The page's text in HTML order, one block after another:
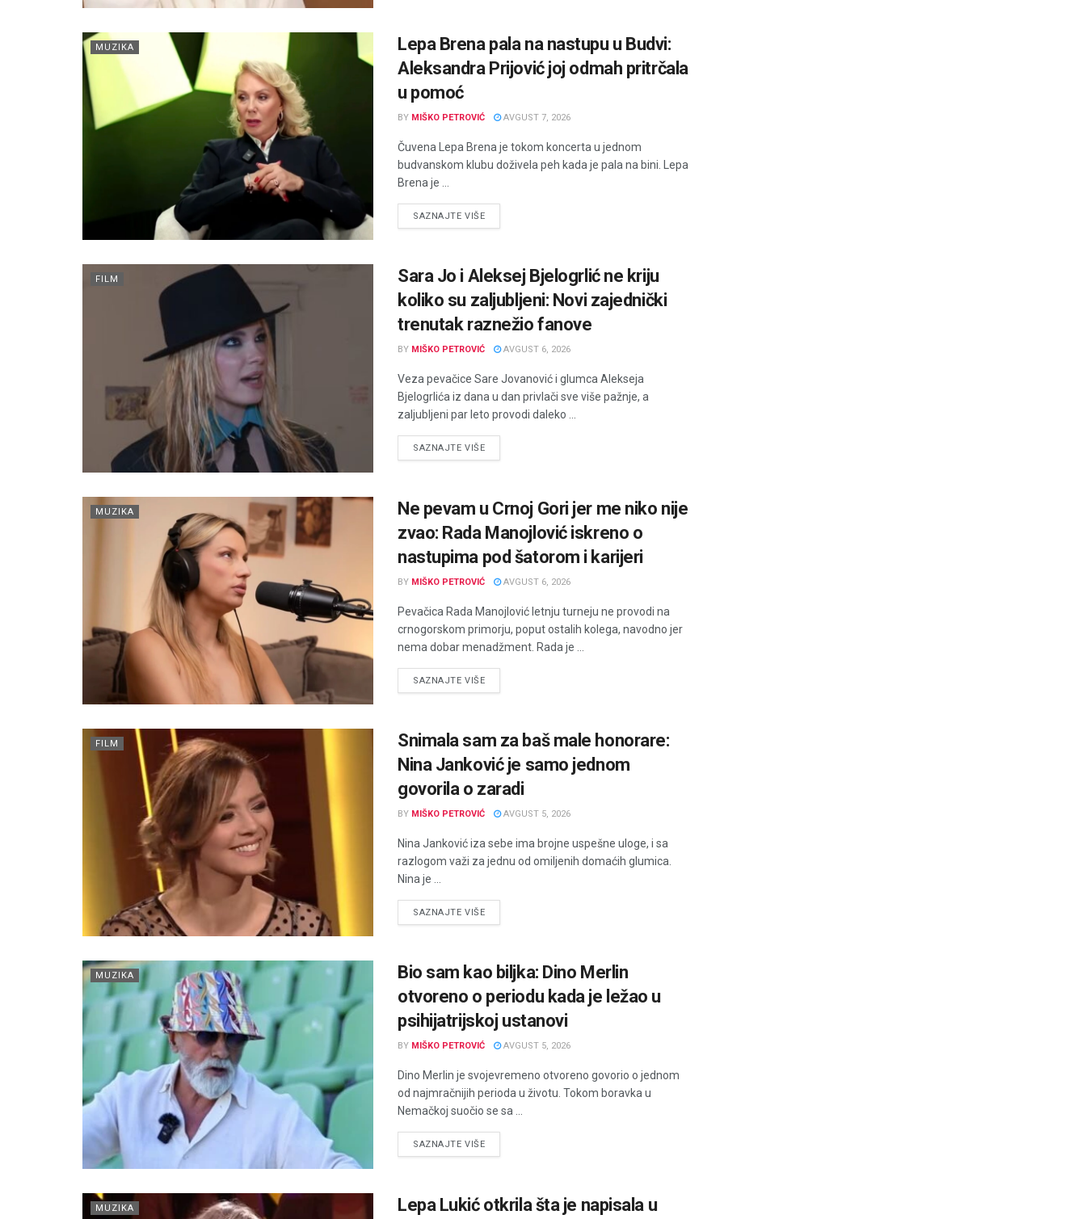
MUZIKA
Lepa Brena pala na nastupu u Budvi:
Aleksandra Prijović joj odmah pritrčala
u pomoć
BY MIŠKO PETROVIĆ AVGUST 7, 2026
Čuvena Lepa Brena je tokom koncerta u jednom
budvanskom klubu doživela peh kada je pala na bini. Lepa
Brena je ...
SAZNAJTE VIŠEDETAILS
FILM
Sara Jo i Aleksej Bjelogrlić ne kriju
koliko su zaljubljeni: Novi zajednički
trenutak raznežio fanove
BY MIŠKO PETROVIĆ AVGUST 6, 2026
Veza pevačice Sare Jovanović i glumca Alekseja
Bjelogrlića iz dana u dan privlači sve više pažnje, a
zaljubljeni par leto provodi daleko ...
SAZNAJTE VIŠEDETAILS
MUZIKA
Ne pevam u Crnoj Gori jer me niko nije
zvao: Rada Manojlović iskreno o
nastupima pod šatorom i karijeri
BY MIŠKO PETROVIĆ AVGUST 6, 2026
Pevačica Rada Manojlović letnju turneju ne provodi na
crnogorskom primorju, poput ostalih kolega, navodno jer
nema dobar menadžment. Rada je ...
SAZNAJTE VIŠEDETAILS
FILM
Snimala sam za baš male honorare:
Nina Janković je samo jednom
govorila o zaradi
BY MIŠKO PETROVIĆ AVGUST 5, 2026
Nina Janković iza sebe ima brojne uspešne uloge, i sa
razlogom važi za jednu od omiljenih domaćih glumica.
Nina je ...
SAZNAJTE VIŠEDETAILS
MUZIKA
Bio sam kao biljka: Dino Merlin
otvoreno o periodu kada je ležao u
psihijatrijskoj ustanovi
BY MIŠKO PETROVIĆ AVGUST 5, 2026
Dino Merlin je svojevremeno otvoreno govorio o jednom
od najmračnijih perioda u životu. Tokom boravka u
Nemačkoj suočio se sa ...
SAZNAJTE VIŠEDETAILS
MUZIKA
Lepa Lukić otkrila šta je napisala u